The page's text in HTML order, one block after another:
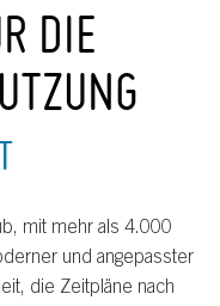
DIE
mit mehr als 4.000
und angepasster
die Zeitpläne nach